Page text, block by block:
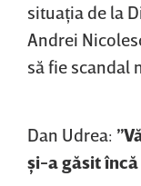
situaţia de la
Andrei
să fie scandal
Dan Udrea:
şi-a găsit